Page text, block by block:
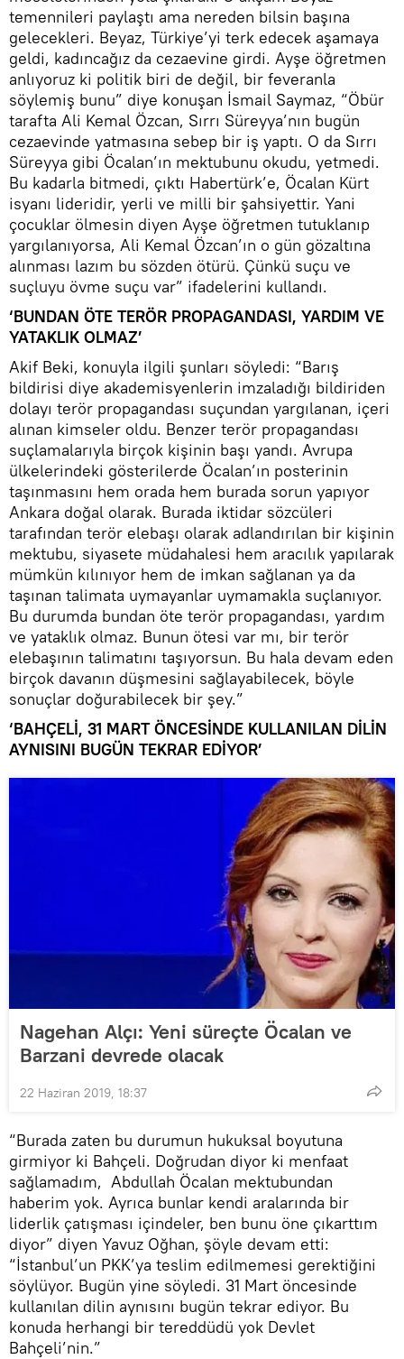
temennileri paylaştı ama nereden bilsin başına
gelecekleri. Beyaz, Türkiye’yi terk edecek aşamaya
geldi, kadıncağız da cezaevine girdi. Ayşe öğretmen
anlıyoruz ki politik biri de değil, bir feveranla
söylemiş bunu” diye konuşan İsmail Saymaz, “Öbür
tarafta Ali Kemal Özcan, Sırrı Süreyya’nın bugün
cezaevinde yatmasına sebep bir iş yaptı. O da Sırrı
Süreyya gibi Öcalan’ın mektubunu okudu, yetmedi.
Bu kadarla bitmedi, çıktı Habertürk’e, Öcalan Kürt
isyanı lideridir, yerli ve milli bir şahsiyettir. Yani
çocuklar ölmesin diyen Ayşe öğretmen tutuklanıp
yargılanıyorsa, Ali Kemal Özcan’ın o gün gözaltına
alınması lazım bu sözden ötürü. Çünkü suçu ve
suçluyu övme suçu var” ifadelerini kullandı.
‘BUNDAN ÖTE TERÖR PROPAGANDASI, YARDIM VE
YATAKLIK OLMAZ’
Akif Beki, konuyla ilgili şunları söyledi: “Barış
bildirisi diye akademisyenlerin imzaladığı bildiriden
dolayı terör propagandası suçundan yargılanan, içeri
alınan kimseler oldu. Benzer terör propagandası
suçlamalarıyla birçok kişinin başı yandı. Avrupa
ülkelerindeki gösterilerde Öcalan’ın posterinin
taşınmasını hem orada hem burada sorun yapıyor
Ankara doğal olarak. Burada iktidar sözcüleri
tarafından terör elebaşı olarak adlandırılan bir kişinin
mektubu, siyasete müdahalesi hem aracılık yapılarak
mümkün kılınıyor hem de imkan sağlanan ya da
taşınan talimata uymayanlar uymamakla suçlanıyor.
Bu durumda bundan öte terör propagandası, yardım
ve yataklık olmaz. Bunun ötesi var mı, bir terör
elebaşının talimatını taşıyorsun. Bu hala devam eden
birçok davanın düşmesini sağlayabilecek, böyle
sonuçlar doğurabilecek bir şey.”
‘BAHÇELİ, 31 MART ÖNCESİNDE KULLANILAN DİLİN
AYNISINI BUGÜN TEKRAR EDİYOR’
Nagehan Alçı: Yeni süreçte Öcalan ve
Barzani devrede olacak
22 Haziran 2019, 18:37
“Burada zaten bu durumun hukuksal boyutuna
girmiyor ki Bahçeli. Doğrudan diyor ki menfaat
sağlamadım, Abdullah Öcalan mektubundan
haberim yok. Ayrıca bunlar kendi aralarında bir
liderlik çatışması içindeler, ben bunu öne çıkarttım
diyor” diyen Yavuz Oğhan, şöyle devam etti:
“İstanbul’un PKK’ya teslim edilmemesi gerektiğini
söylüyor. Bugün yine söyledi. 31 Mart öncesinde
kullanılan dilin aynısını bugün tekrar ediyor. Bu
konuda herhangi bir tereddüdü yok Devlet
Bahçeli’nin.”